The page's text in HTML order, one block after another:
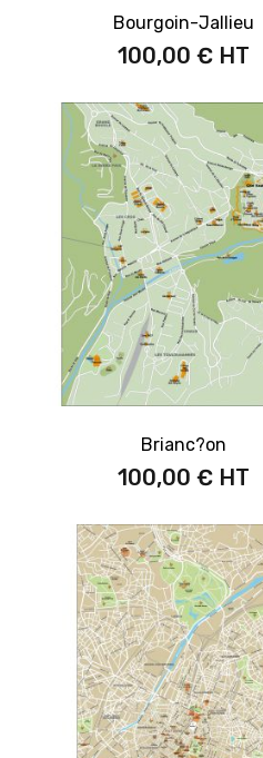
Bourgoin-Jallieu
100,00 €
Brianc?on
100,00 €